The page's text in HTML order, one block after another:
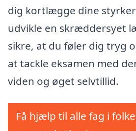
dig kortlægge dine
udvikle en skræddersyet
sikre, at du føler dig tryg
at tackle eksamen med
viden og øget selvtillid.
Få hjælp til alle fag i